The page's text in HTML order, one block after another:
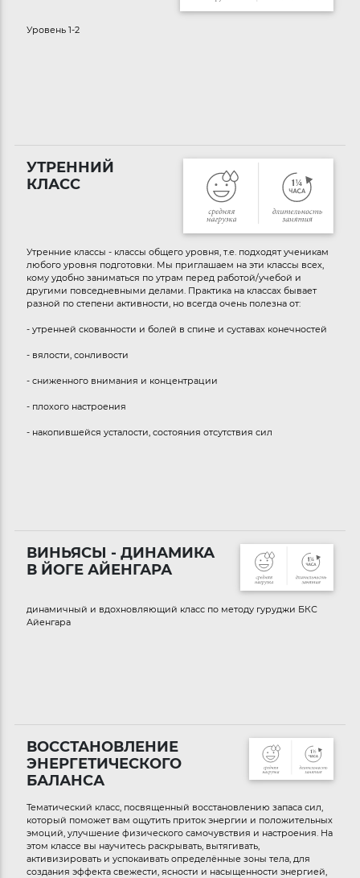
Уровень 1-2
УТРЕННИЙ
КЛАСС
Утренние классы - классы общего уровня, т.е. подходят ученикам
любого уровня подготовки. Мы приглашаем на эти классы всех,
кому удобно заниматься по утрам перед работой/учебой и
другими повседневными делами. Практика на классах бывает
разной по степени активности, но всегда очень полезна от:
- утренней скованности и болей в спине и суставах конечностей
- вялости, сонливости
- сниженного внимания и концентрации
- плохого настроения
- накопившейся усталости, состояния отсутствия сил
ВИНЬЯСЫ - ДИНАМИКА
В ЙОГЕ АЙЕНГАРА
динамичный и вдохновляющий класс по методу гуруджи БКС
Айенгара
ВОССТАНОВЛЕНИЕ
ЭНЕРГЕТИЧЕСКОГО
БАЛАНСА
Тематический класс, посвященный восстановлению запаса сил,
который поможет вам ощутить приток энергии и положительных
эмоций, улучшение физического самочувствия и настроения. На
этом классе вы научитесь раскрывать, вытягивать,
активизировать и успокаивать определённые зоны тела, для
создания эффекта свежести, ясности и насыщенности энергией,